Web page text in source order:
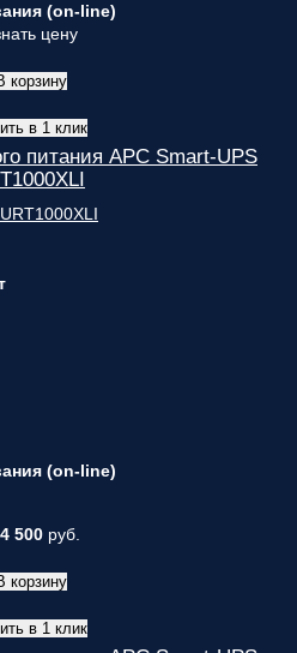
(on-line)
цену
корзину
в 1 клик
питания APC Smart-UPS
(on-line)
500 руб.
корзину
в 1 клик